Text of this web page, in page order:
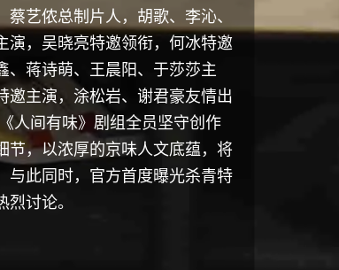
艺侬总制片人，胡歌、李沁、
演，吴晓亮特邀领衔，何冰特邀
、蒋诗萌、王晨阳、于莎莎主
邀主演，涂松岩、谢君豪友情出
人间有味》剧组全员坚守创作
节，以浓厚的京味人文底蕴，将
与此同时，官方首度曝光杀青特
讨论。
大会召开并发布剧集片单。胡
间有味》精彩亮相。 该剧发布
氛围感浓厚，以烟火、美食、
兼具烟火气的剧集基调。同步释
将剧中人物的性格特质、人物
视剧《人间有味》（原剧名：
市广电局领导、昌平区区委宣传
、编剧于勇敢、总制片人蔡艺
、杨采钰、杨烁、何冰、刘佩
嘉鑫、于莎莎、霍青、李奎等
音联合出品，蔡艺侬担任总制片
担任导演，徐子沅担任编剧，陈
制片人，胡冰卿、翟子路、贺
探案剧《锦囊妙录》，1月14
金档首播，优酷全网独播。
总制片人，林玉芬、梁胜权担任
、王真儿领衔主演的都市情感
跑卫视黄金档，更成为2022年
，收视蝉联六网第一。
媒、草民影音联合出品，王小
演，唐藩、蔡艺侬、周恩担任总
、王真儿（特别主演）、马吟吟
子的选择》即将于今晚迎来大结
邓力奇担任总监制及编剧，国际
作导演，任贤齐、陈瑶领衔主演
日（7月8日）16:00在优酷“超级
境救子，一场正与邪的殊死搏